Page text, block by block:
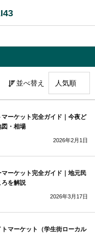
並べ替え
ーケット完全ガイド｜今夜ど
図・相場
2026年2月1日
ーケット完全ガイド｜地元民
ろを解説
2026年3月17日
マーケット（学生街ローカル